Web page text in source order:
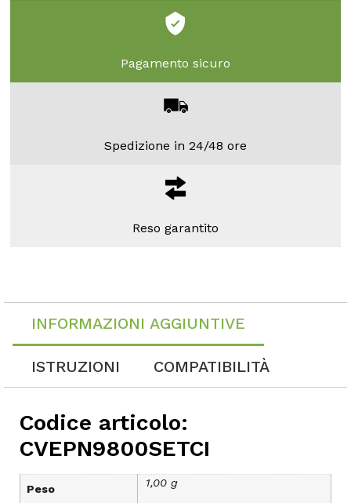
Pagamento sicuro
Spedizione in 24/48 ore
Reso garantito
INFORMAZIONI AGGIUNTIVE
ISTRUZIONI COMPATIBILITÀ
Codice articolo:
CVEPN9800SETCI
Peso 1,00 g